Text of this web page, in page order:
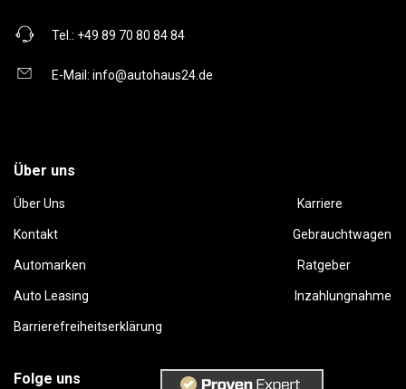
Tel.: +49 89 70 80 84 84
E-Mail: info@autohaus24.de
Über uns
Über Uns Karriere
Kontakt Gebrauchtwagen
Automarken Ratgeber
Auto Leasing Inzahlungnahme
Barrierefreiheitserklärung
Folge uns